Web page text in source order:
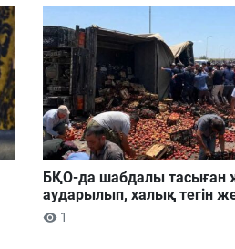
БҚО-да шабдалы тасыған
аударылып, халық тегін
1